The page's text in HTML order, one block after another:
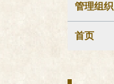
管理组织
首页